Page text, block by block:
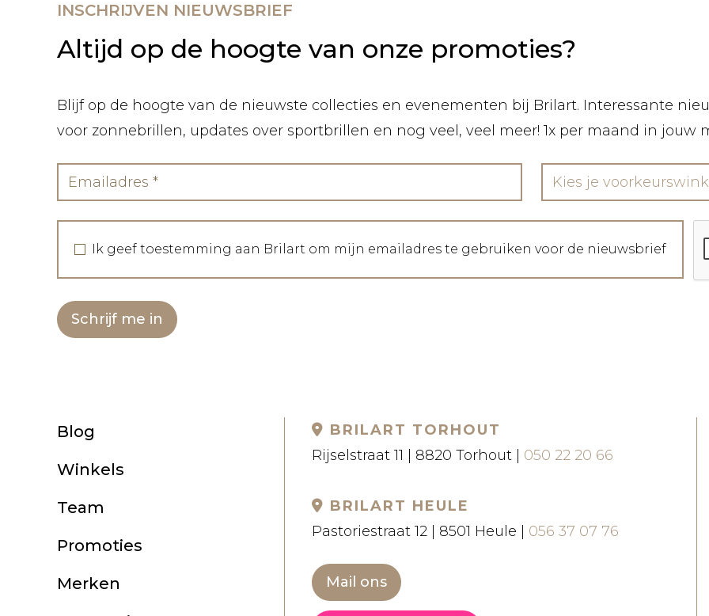
INSCHRIJVEN NIEUWSBRIEF
Altijd op de hoogte van onze promoties?
Blijf op de hoogte van de nieuwste collecties en evenementen bij Brilart. Interessante
voor zonnebrillen, updates over sportbrillen en nog veel, veel meer! 1x per maand in jouw
Kies je
Ik geef toestemming aan Brilart om mijn emailadres te gebruiken voor de nieuwsbrief
Schrijf me in
Blog
Winkels
Team
Promoties
Merken
BRILART TORHOUT
Rijselstraat 11 | 8820 Torhout | 050 22 20 66
BRILART HEULE
Pastoriestraat 12 | 8501 Heule | 056 37 07 76
Mail ons